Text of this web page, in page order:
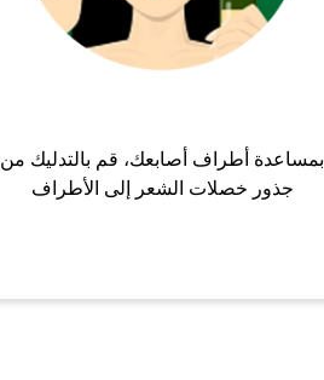
بمساعدة أطراف أصابعك، قم بالتدليك من
جذور خصلات الشعر إلى الأطراف